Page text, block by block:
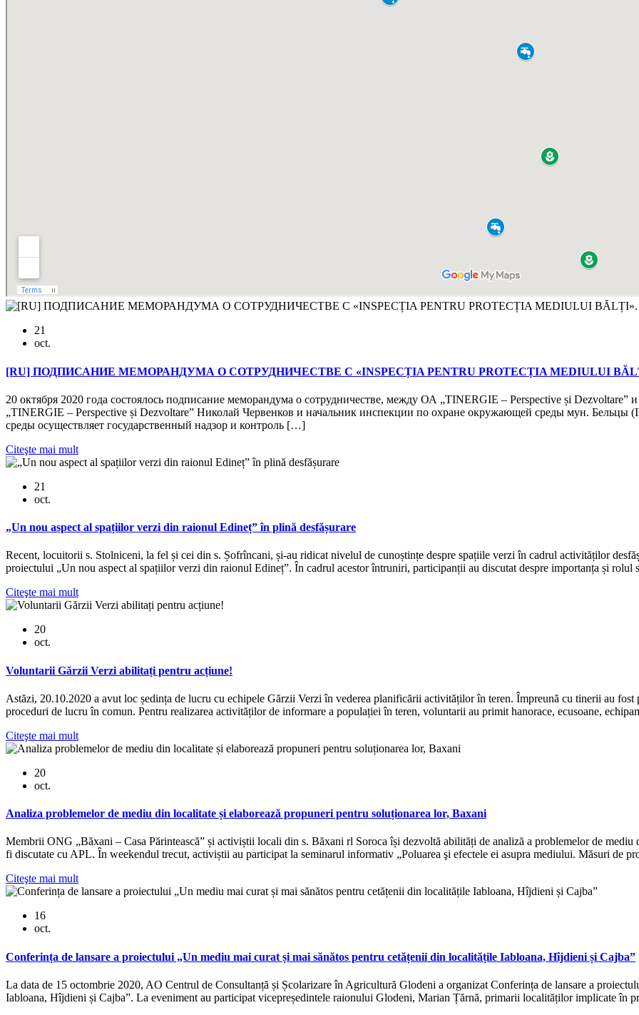
21
oct.
[RU] ПОДПИСАНИЕ МЕМОРАНДУМА О СОТРУДНИЧЕСТВЕ С «INSPECȚIA PENTRU PROTECȚIA MEDIULUI
20 октября 2020 года состоялось подписание меморандума о сотрудничестве, между ОА „TINERGIE – Perspective și
„TINERGIE – Perspective și Dezvoltare” Николай Червенков и начальник инспекции по охране окружающей среды мун.
среды осуществляет государственный надзор и контроль […]
Citeşte mai mult
21
oct.
„Un nou aspect al spațiilor verzi din raionul Edineț” în plină desfășurare
Recent, locuitorii s. Stolniceni, la fel și cei din s. Șofrîncani, și-au ridicat nivelul de cunoștințe despre spațiile verzi în cadrul activităților
proiectului „Un nou aspect al spațiilor verzi din raionul Edineț”. În cadrul acestor întruniri, participanții au discutat despre importanța și
Citeşte mai mult
20
oct.
Voluntarii Gărzii Verzi abilitați pentru acțiune!
Astăzi, 20.10.2020 a avut loc ședința de lucru cu echipele Gărzii Verzi în vederea planificării activităților în teren. Împreună cu tinerii au
proceduri de lucru în comun. Pentru realizarea activităților de informare a populației în teren, voluntarii au primit hanorace, ecusoane,
Citeşte mai mult
20
oct.
Analiza problemelor de mediu din localitate și elaborează propuneri pentru soluționarea lor, Baxani
Membrii ONG „Băxani – Casa Părintească” și activiștii locali din s. Băxani rl Soroca își dezvoltă abilități de analiză a problemelor de
fi discutate cu APL. În weekendul trecut, activiștii au participat la seminarul informativ „Poluarea şi efectele ei asupra mediului. Măsuri de
Citeşte mai mult
16
oct.
Conferința de lansare a proiectului „Un mediu mai curat și mai sănătos pentru cetățenii din localitățile Iabloana, Hîjdieni și Cajba”
La data de 15 octombrie 2020, AO Centrul de Consultanță și Școlarizare în Agricultură Glodeni a organizat Conferința de lansare a
Iabloana, Hîjdieni și Cajba”. La eveniment au participat vicepreședintele raionului Glodeni, Marian Țărnă, primarii localităților implicate